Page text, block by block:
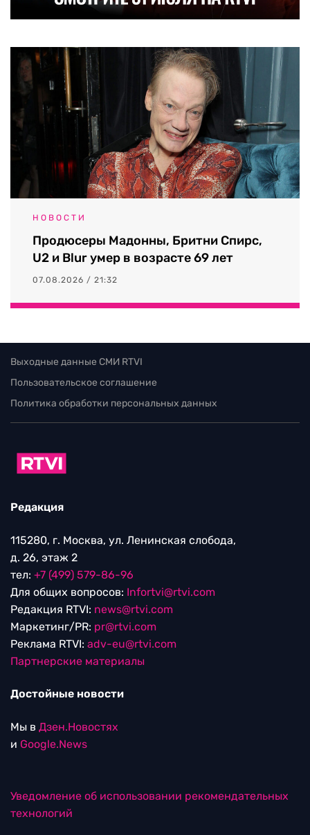
НОВОСТИ
Продюсеры Мадонны, Бритни Спирс,
U2 и Blur умер в возрасте 69 лет
07.08.2026 / 21:32
Выходные данные СМИ RTVI
Пользовательское соглашение
Политика обработки персональных данных
Редакция
115280, г. Москва, ул. Ленинская слобода,
д. 26, этаж 2
тел: +7 (499) 579-86-96
Для общих вопросов: Infortvi@rtvi.com
Редакция RTVI: news@rtvi.com
Маркетинг/PR: pr@rtvi.com
Реклама RTVI: adv-eu@rtvi.com
Партнерские материалы
Достойные новости
Мы в Дзен.Новостях
и Google.News
Уведомление об использовании рекомендательных
технологий